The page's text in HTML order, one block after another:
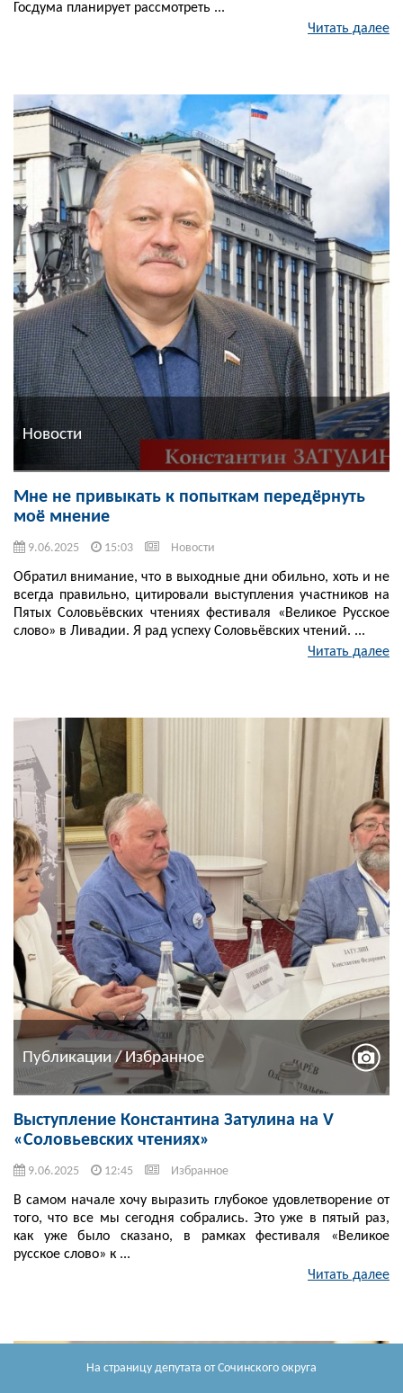
На страницу депутата от Сочинского округа
Госдума планирует рассмотреть ...
Читать далее
Новости
Мне не привыкать к попыткам передёрнуть
моё мнение
9.06.2025 15:03 Новости
Обратил внимание, что в выходные дни обильно, хоть и не
всегда правильно, цитировали выступления участников на
Пятых Соловьёвских чтениях фестиваля «Великое Русское
слово» в Ливадии. Я рад успеху Соловьёвских чтений. ...
Читать далее
Публикации / Избранное
Выступление Константина Затулина на V
«Соловьевских чтениях»
9.06.2025 12:45 Избранное
В самом начале хочу выразить глубокое удовлетворение от
того, что все мы сегодня собрались. Это уже в пятый раз,
как уже было сказано, в рамках фестиваля «Великое
русское слово» к ...
Читать далее